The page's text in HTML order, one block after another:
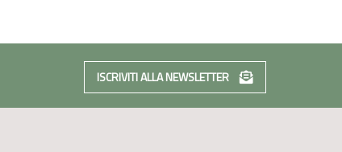
ISCRIVITI ALLA NEWSLETTER